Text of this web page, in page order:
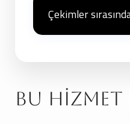
durumu uygun olduğunda
Çekimler
Bu Hizmet